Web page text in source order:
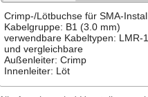
Crimp-/Lötbuchse für SMA-
Kabelgruppe: B1 (3.0 mm)
verwendbare Kabeltypen: LMR-
und vergleichbare
Außenleiter: Crimp
Innenleiter: Löt